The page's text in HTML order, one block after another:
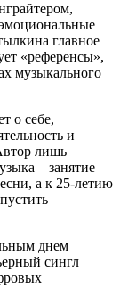
главное
«референсы»,
музыкального
о себе,
и
лишь
– занятие
а к 25-летию
днем
сингл